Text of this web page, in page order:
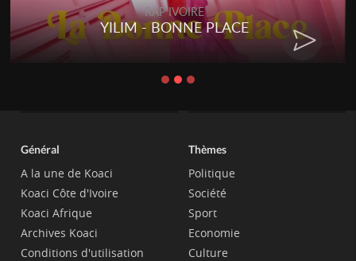
RAP IVOIRE
YILIM - BONNE PLACE
Général
A la une de Koaci
Koaci Côte d'Ivoire
Koaci Afrique
Archives Koaci
Conditions d'utilisation
Thèmes
Politique
Société
Sport
Economie
Culture